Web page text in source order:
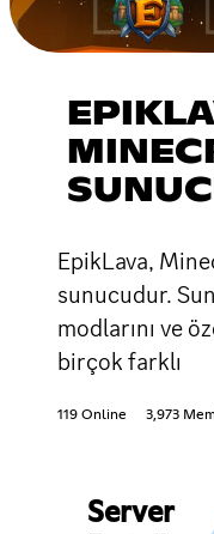
EpikLava,
sunucudur.
modlarını ve
birçok farklı
119 Online 3,973
Server